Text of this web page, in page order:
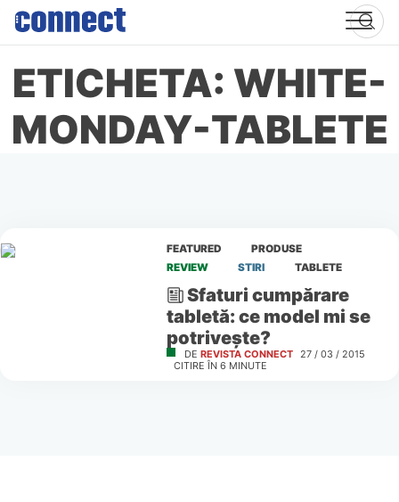
Skip
content
ETICHETA: WHITE-
MONDAY-TABLETE
FEATURED
PRODUSE
REVIEW
STIRI TABLETE
Sfaturi cumpărare
tabletă: ce model mi se
potrivește?
DE REVISTA CONNECT 27 / 03 / 2015
CITIRE ÎN 6 MINUTE